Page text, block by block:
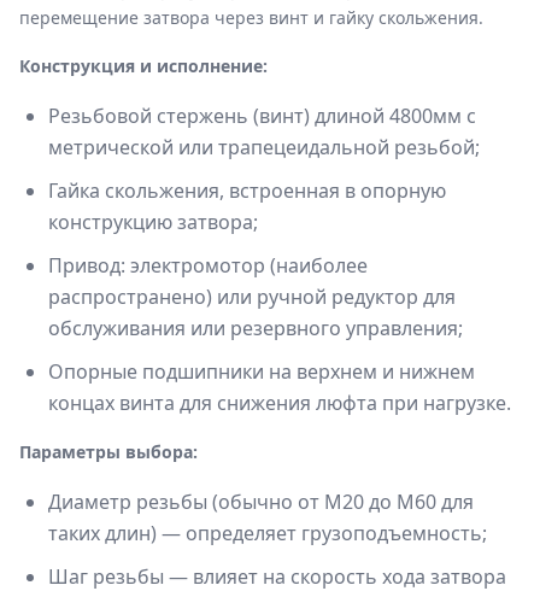
перемещение затвора через винт и гайку скольжения.
Конструкция и исполнение:
Резьбовой стержень (винт) длиной 4800мм с
метрической или трапецеидальной резьбой;
Гайка скольжения, встроенная в опорную
конструкцию затвора;
Привод: электромотор (наиболее
распространено) или ручной редуктор для
обслуживания или резервного управления;
Опорные подшипники на верхнем и нижнем
концах винта для снижения люфта при нагрузке.
Параметры выбора:
Диаметр резьбы (обычно от М20 до М60 для
таких длин) — определяет грузоподъемность;
Шаг резьбы — влияет на скорость хода затвора